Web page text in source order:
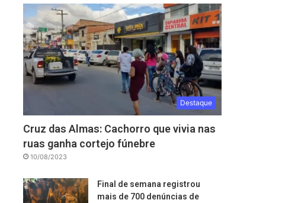
Destaque
Cruz das Almas: Cachorro que vivia nas
ruas ganha cortejo fúnebre
10/08/2023
Final de semana registrou
mais de 700 denúncias de